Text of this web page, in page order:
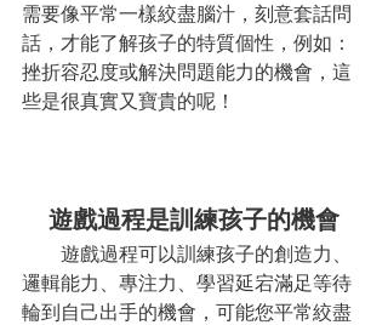
需要像平常一樣絞盡腦汁，刻意套話問
話，才能了解孩子的特質個性，例如：
挫折容忍度或解決問題能力的機會，這
些是很真實又寶貴的呢！
遊戲過程是訓練孩子的機會
遊戲過程可以訓練孩子的創造力、
邏輯能力、專注力、學習延宕滿足等待
輪到自己出手的機會，可能您平常絞盡